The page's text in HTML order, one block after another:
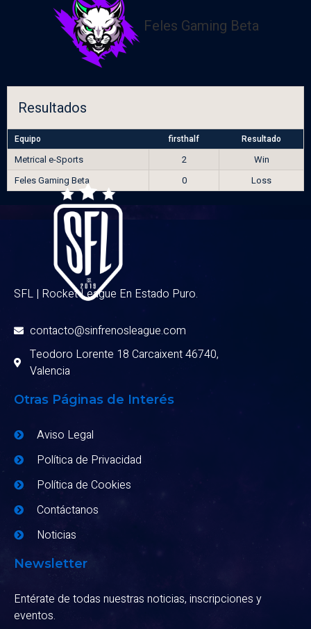
Feles Gaming Beta
Resultados
Equipo firsthalf Resultado
Metrical e-Sports 2
Win
Feles Gaming Beta
0 Loss
SFL | Rocket League En Estado Puro.
contacto@sinfrenosleague.com
Teodoro Lorente 18 Carcaixent 46740,
Valencia
Otras Páginas de Interés
Aviso Legal
Política de Privacidad
Política de Cookies
Contáctanos
Noticias
Newsletter
Entérate de todas nuestras noticias, inscripciones y
eventos.